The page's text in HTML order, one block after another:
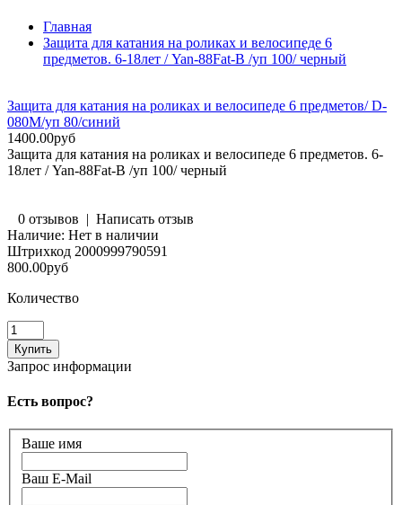
Главная
Защита для катания на роликах и велосипеде 6
предметов. 6-18лет / Yan-88Fat-B /уп 100/ черный
Защита для катания на роликах и велосипеде 6 предметов/ D-
080M/уп 80/синий
1400.00руб
Защита для катания на роликах и велосипеде 6 предметов. 6-
18лет / Yan-88Fat-B /уп 100/ черный
0 отзывов | Написать отзыв
Наличие: Нет в наличии
Штрихкод 2000999790591
800.00руб
Количество
Запрос информации
Есть вопрос?
Ваше имя
Ваш E-Mail